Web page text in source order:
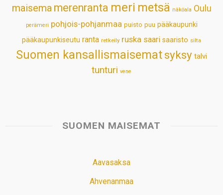
maisema merenranta meri metsä näköala Oulu
perämeri pohjois-pohjanmaa puisto puu pääkaupunki
pääkaupunkiseutu ranta retkeily ruska saari saaristo silta
Suomen kansallismaisematsyksy talvi
tunturi vene
SUOMEN MAISEMAT
Aavasaksa
Ahvenanmaa